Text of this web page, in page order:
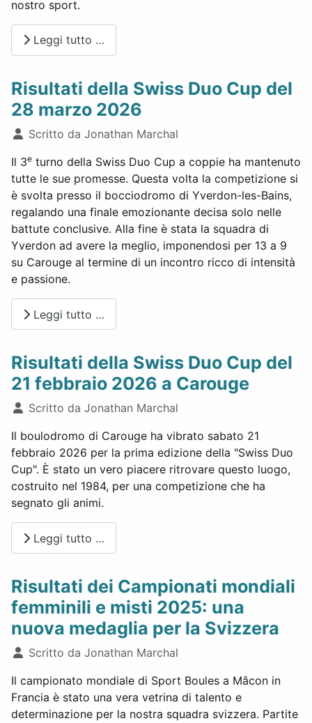
nostro sport.
Leggi tutto …
Risultati della Swiss Duo Cup del
28 marzo 2026
Dettagli
Scritto da Jonathan Marchal
Il 3e turno della Swiss Duo Cup a coppie ha mantenuto
tutte le sue promesse. Questa volta la competizione si
è svolta presso il bocciodromo di Yverdon-les-Bains,
regalando una finale emozionante decisa solo nelle
battute conclusive. Alla fine è stata la squadra di
Yverdon ad avere la meglio, imponendosi per 13 a 9
su Carouge al termine di un incontro ricco di intensità
e passione.
Leggi tutto …
Risultati della Swiss Duo Cup del
21 febbraio 2026 a Carouge
Dettagli
Scritto da Jonathan Marchal
Il boulodromo di Carouge ha vibrato sabato 21
febbraio 2026 per la prima edizione della "Swiss Duo
Cup". È stato un vero piacere ritrovare questo luogo,
costruito nel 1984, per una competizione che ha
segnato gli animi.
Leggi tutto …
Risultati dei Campionati mondiali
femminili e misti 2025: una
nuova medaglia per la Svizzera
Dettagli
Scritto da Jonathan Marchal
Il campionato mondiale di Sport Boules a Mâcon in
Francia è stato una vera vetrina di talento e
determinazione per la nostra squadra svizzera. Partite